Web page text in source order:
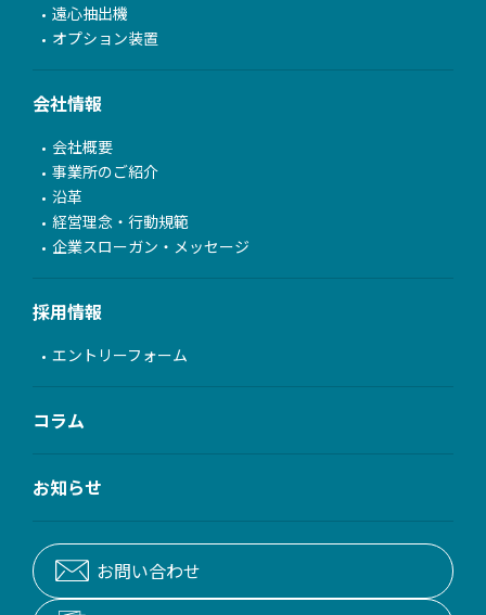
遠心抽出機
オプション装置
会社情報
会社概要
事業所のご紹介
沿革
経営理念・行動規範
企業スローガン・メッセージ
採用情報
エントリーフォーム
コラム
お知らせ
お問い合わせ